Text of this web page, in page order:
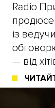
Radio
із
— від